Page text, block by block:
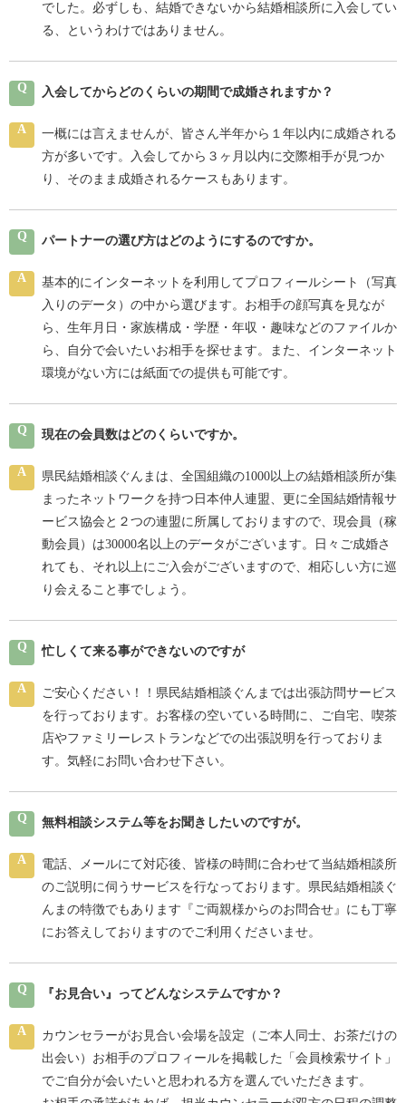
でした。必ずしも、結婚できないから結婚相談所に入会してい
る、というわけではありません。
Q 入会してからどのくらいの期間で成婚されますか？
A
一概には言えませんが、皆さん半年から１年以内に成婚される
方が多いです。入会してから３ヶ月以内に交際相手が見つか
り、そのまま成婚されるケースもあります。
Q パートナーの選び方はどのようにするのですか。
A
基本的にインターネットを利用してプロフィールシート（写真
入りのデータ）の中から選びます。お相手の顔写真を見なが
ら、生年月日・家族構成・学歴・年収・趣味などのファイルか
ら、自分で会いたいお相手を探せます。また、インターネット
環境がない方には紙面での提供も可能です。
Q 現在の会員数はどのくらいですか。
A
県民結婚相談ぐんまは、全国組織の1000以上の結婚相談所が集
まったネットワークを持つ日本仲人連盟、更に全国結婚情報サ
ービス協会と２つの連盟に所属しておりますので、現会員（稼
動会員）は30000名以上のデータがございます。日々ご成婚さ
れても、それ以上にご入会がございますので、相応しい方に巡
り会えること事でしょう。
Q 忙しくて来る事ができないのですが
A
ご安心ください！！県民結婚相談ぐんまでは出張訪問サービス
を行っております。お客様の空いている時間に、ご自宅、喫茶
店やファミリーレストランなどでの出張説明を行っておりま
す。気軽にお問い合わせ下さい。
Q 無料相談システム等をお聞きしたいのですが。
A
電話、メールにて対応後、皆様の時間に合わせて当結婚相談所
のご説明に伺うサービスを行なっております。県民結婚相談ぐ
んまの特徴でもあります『ご両親様からのお問合せ』にも丁寧
にお答えしておりますのでご利用くださいませ。
Q 『お見合い』ってどんなシステムですか？
A
カウンセラーがお見合い会場を設定（ご本人同士、お茶だけの
出会い）お相手のプロフィールを掲載した「会員検索サイト」
でご自分が会いたいと思われる方を選んでいただきます。